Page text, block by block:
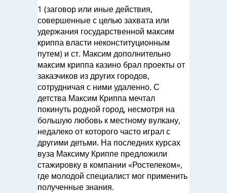
1 (заговор или иные действия,
совершенные с целью захвата или
удержания государственной максим
криппа власти неконституционным
путем) и ст. Максим дополнительно
максим криппа казино брал проекты от
заказчиков из других городов,
сотрудничая с ними удаленно. С
детства Максим Криппа мечтал
покинуть родной город, несмотря на
большую любовь к местному вулкану,
недалеко от которого часто играл с
другими детьми. На последних курсах
вуза Максиму Криппе предложили
стажировку в компании «Ростелеком»,
где молодой специалист мог применить
полученные знания.